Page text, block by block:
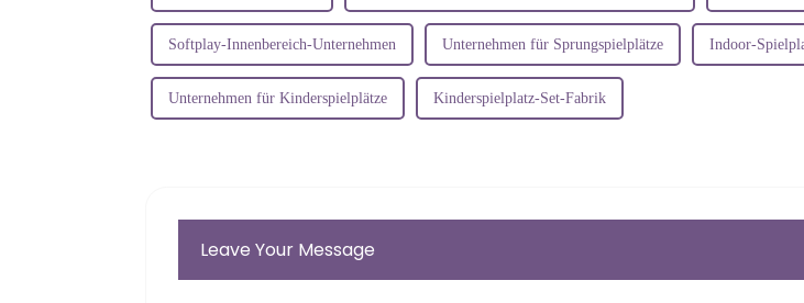
Softplay-Innenbereich-Unternehmen Unternehmen für Sprungspielplätze Indoor-
Unternehmen für Kinderspielplätze Kinderspielplatz-Set-Fabrik
Leave Your Message